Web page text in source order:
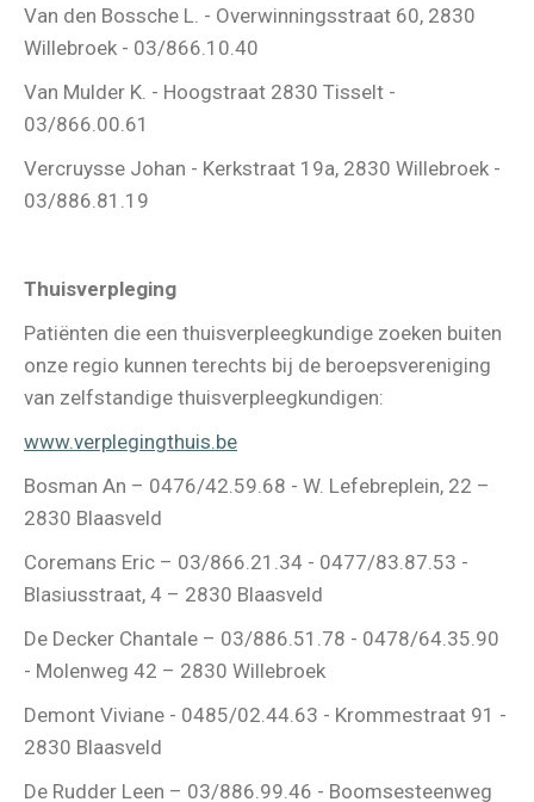
Van den Bossche L. - Overwinningsstraat 60, 2830
Willebroek - 03/866.10.40
Van Mulder K. - Hoogstraat 2830 Tisselt -
03/866.00.61
Vercruysse Johan - Kerkstraat 19a, 2830 Willebroek -
03/886.81.19
Thuisverpleging
Patiënten die een thuisverpleegkundige zoeken buiten
onze regio kunnen terechts bij de beroepsvereniging
van zelfstandige thuisverpleegkundigen:
www.verplegingthuis.be
Bosman An – 0476/42.59.68 - W. Lefebreplein, 22 –
2830 Blaasveld
Coremans Eric – 03/866.21.34 - 0477/83.87.53 -
Blasiusstraat, 4 – 2830 Blaasveld
De Decker Chantale – 03/886.51.78 - 0478/64.35.90
- Molenweg 42 – 2830 Willebroek
Demont Viviane - 0485/02.44.63 - Krommestraat 91 -
2830 Blaasveld
De Rudder Leen – 03/886.99.46 - Boomsesteenweg